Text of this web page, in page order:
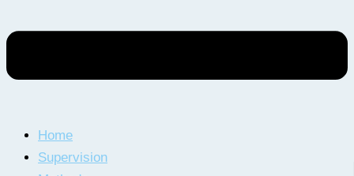
Home
Supervision